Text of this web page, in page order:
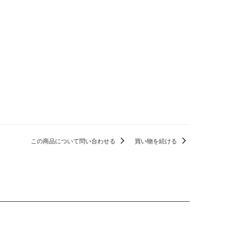
この商品について問い合わせる 買い物を続ける